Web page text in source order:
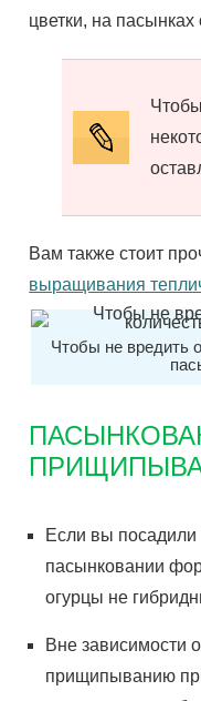
цветки, на
Вам также стоит
выращивания
Чтобы не вредить
Если вы посадили
пасынковании
огурцы не
Вне зависимости
прищипыванию